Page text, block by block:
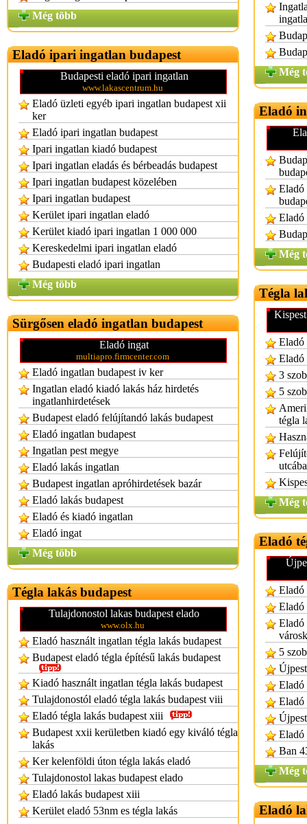
Még több
Eladó ipari ingatlan budapest
Budapesti eladó ipari ingatlan
www.lakascentrum.hu
Eladó üzleti egyéb ipari ingatlan budapest xii
ker
Eladó ipari ingatlan budapest
Ipari ingatlan kiadó budapest
Ipari ingatlan eladás és bérbeadás budapest
Ipari ingatlan budapest közelében
Ipari ingatlan budapest
Kerület ipari ingatlan eladó
Kerület kiadó ipari ingatlan 1 000 000
Kereskedelmi ipari ingatlan eladó
Budapesti eladó ipari ingatlan
Még több
Sürgősen eladó ingatlan budapest
Eladó ingat
multiapro.firmcenter.com
Eladó ingatlan budapest iv ker
Ingatlan eladó kiadó lakás ház hirdetés
ingatlanhirdetések
Budapest eladó felújítandó lakás budapest
Eladó ingatlan budapest
Ingatlan pest megye
Eladó lakás ingatlan
Budapest ingatlan apróhirdetések bazár
Eladó lakás budapest
Eladó és kiadó ingatlan
Eladó ingat
Még több
Tégla lakás budapest
Tulajdonostol lakas budapest elado
www.olx.hu
Eladó használt ingatlan tégla lakás budapest
Budapest eladó tégla építésű lakás budapest
Kiadó használt ingatlan tégla lakás budapest
Tulajdonostól eladó tégla lakás budapest viii
Eladó tégla lakás budapest xiii
Budapest xxii kerületben kiadó egy kiváló tégla
lakás
Ker kelenföldi úton tégla lakás eladó
Tulajdonostol lakas budapest elado
Eladó lakás budapest xiii
Kerület eladó 53nm es tégla lakás
Még
Eladó
Eladó
Eladó
Még
Tégla
Eladó
Eladó
3
5
tégla
Még
Eladó
Eladó
Eladó
Eladó
5
Eladó
Eladó
Eladó
Ban
Még
Eladó